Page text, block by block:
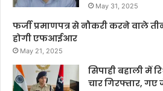
May 31, 2025
फर्जी प्रमाणपत्र से नौकरी करने वाले
होगी एफआईआर
May 21, 2025
सिपाही बहाली में
चार गिरफ्तार,